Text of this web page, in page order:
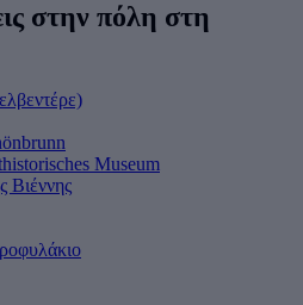
στην πόλη στη
Museum
Βιέννης